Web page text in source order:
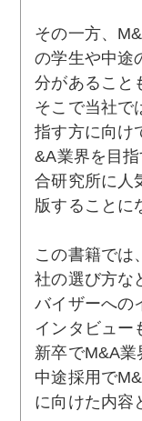
その一方、
の学生や中途
分があること
そこで当社で
指す方に向け
&A業界を目
合研究所に人
版することに
この書籍では
社の選び方な
バイザーへの
インタビュー
新卒でM&A業
中途採用で
に向けた内容